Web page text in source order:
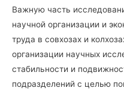
Важную часть
научной организации и
труда в совхозах и
организации научных
стабильности и
подразделений с целью